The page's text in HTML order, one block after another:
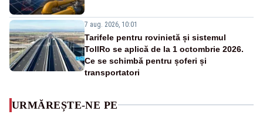
7 aug. 2026, 10:01
Tarifele pentru rovinietă și sistemul
TollRo se aplică de la 1 octombrie 2026.
Ce se schimbă pentru șoferi și
transportatori
URMĂREȘTE-NE PE